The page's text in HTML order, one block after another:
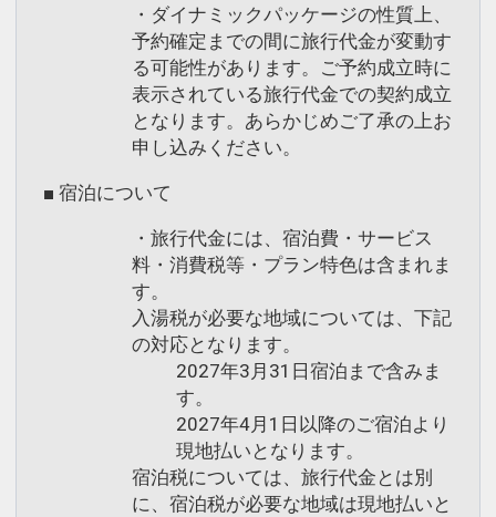
・ダイナミックパッケージの性質上、
予約確定までの間に旅行代金が変動す
る可能性があります。ご予約成立時に
表示されている旅行代金での契約成立
となります。あらかじめご了承の上お
申し込みください。
■ 宿泊について
・旅行代金には、宿泊費・サービス
料・消費税等・プラン特色は含まれま
す。
入湯税が必要な地域については、下記
の対応となります。
2027年3月31日宿泊まで含みま
す。
2027年4月1日以降のご宿泊より
現地払いとなります。
宿泊税については、旅行代金とは別
に、宿泊税が必要な地域は現地払いと